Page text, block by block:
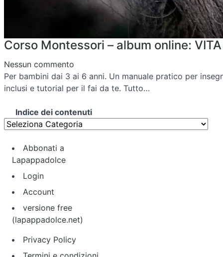
Corso Montessori – album online: VITA
Nessun commento
Per bambini dai 3 ai 6 anni. Un manuale pratico per insegnanti e genitori con più di 250 presentazioni, materiali stampabili
inclusi e tutorial per il fai da te. Tutto…
Indice dei contenuti
Abbonati a
Lapappadolce
Login
Account
versione free
(lapappadolce.net)
Privacy Policy